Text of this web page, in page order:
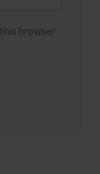
browser